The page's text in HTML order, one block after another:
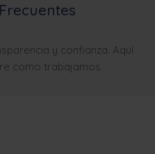
y confianza. Aquí
como trabajamos.